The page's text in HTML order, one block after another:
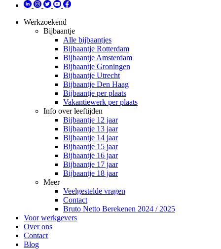
Werkzoekend
Bijbaantje
Alle bijbaantjes
Bijbaantje Rotterdam
Bijbaantje Amsterdam
Bijbaantje Groningen
Bijbaantje Utrecht
Bijbaantje Den Haag
Bijbaantje per plaats
Vakantiewerk per plaats
Info over leeftijden
Bijbaantje 12 jaar
Bijbaantje 13 jaar
Bijbaantje 14 jaar
Bijbaantje 15 jaar
Bijbaantje 16 jaar
Bijbaantje 17 jaar
Bijbaantje 18 jaar
Meer
Veelgestelde vragen
Contact
Bruto Netto Berekenen 2024 / 2025
Voor werkgevers
Over ons
Contact
Blog